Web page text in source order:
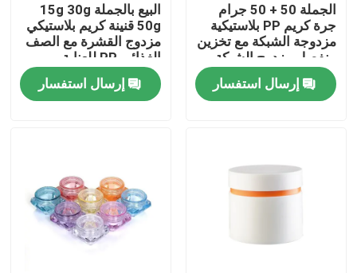
الجملة 50 + 50 جرام
جرة كريم PP بلاستيكية
مزدوجة الشبكة مع تخزين
منفصل مزدوج الشبكة
لمنتجات العناية بالبشرة
إرسال استفسار
البيع بالجملة 15g 30g
50g قنينة كريم بلاستيكي
مزدوج القشرة مع الصف
الغذائي PP للعناية
بالبشرة والكريمات
التجميليةإرسال استفسار